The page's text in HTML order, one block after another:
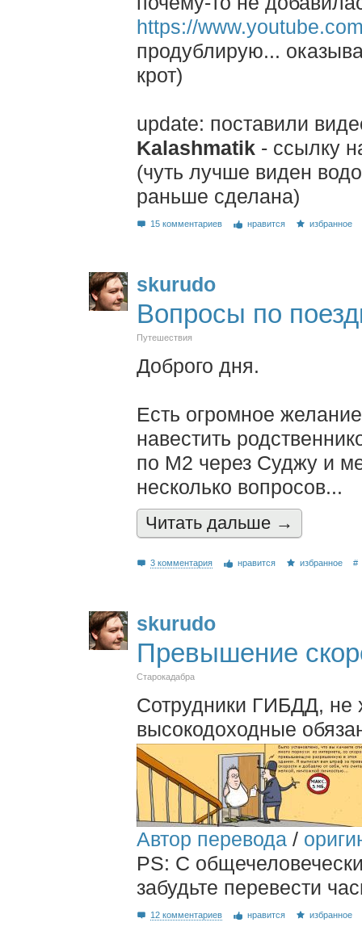
https://
продублирую...
крот)
update: поставили
Kalashmatik - ссылку
(чуть лучше виден
раньше сделана)
15 комментариев нравится избранное
skurudo
Вопросы по
Путешествия
Доброго дня.
Есть огромное
навестить
по М2 через Суджу и
несколько вопросов...
Читать дальшe →
3 комментария нравится избранное #
skurudo
Превышение
Старокадабра
Сотрудники ГИБДД, не
высокодоходные
Автор перевода /
PS: С
забудьте перевести
12 комментариев нравится избранное